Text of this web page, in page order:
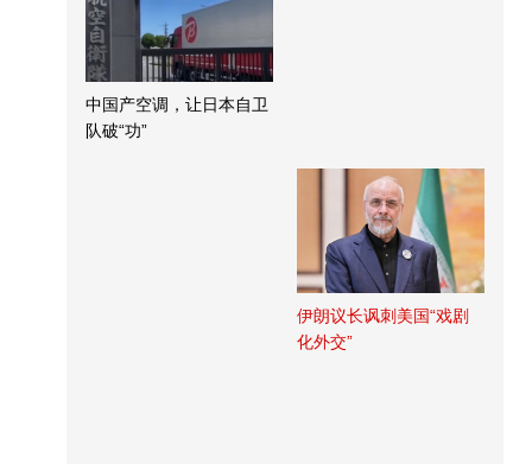
中国产空调，让日本自卫
队破“功”
伊朗议长讽刺美国“戏剧
化外交”